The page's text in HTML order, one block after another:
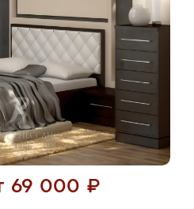
69 000 ₽